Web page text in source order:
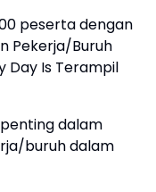
peserta dengan
Pekerja/Buruh
Day Is Terampil
dalam
buruh dalam